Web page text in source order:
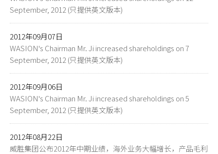
September, 2012 (只提供英文版本)
2012年09月07日
WASION's Chairman Mr. Ji increased shareholdings on 7
September, 2012 (只提供英文版本)
2012年09月06日
WASION's Chairman Mr. Ji increased shareholdings on 5
September, 2012 (只提供英文版本)
2012年08月22日
威胜集团公布2012年中期业绩，海外业务大幅增长，产品毛利